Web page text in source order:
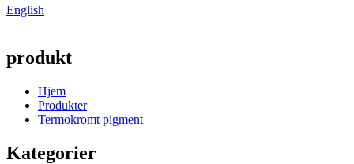
English
produkt
Hjem
Produkter
Termokromt pigment
Kategorier